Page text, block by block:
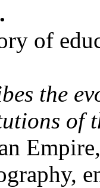
of
the
of